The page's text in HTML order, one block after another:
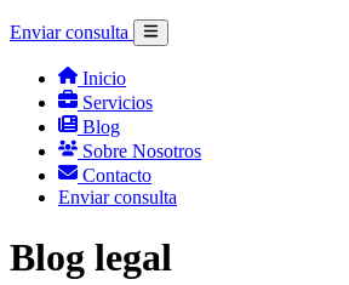
Enviar consulta
Inicio
Servicios
Blog
Sobre Nosotros
Contacto
Enviar consulta
Blog legal